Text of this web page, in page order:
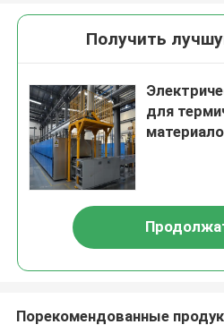
Получить
для
Порекомендованные